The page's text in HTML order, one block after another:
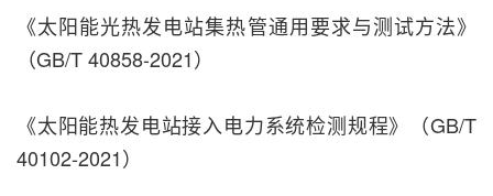
《太阳能光热发电站集热管通用要求与测试方法》
（GB/T 40858-2021）
《太阳能热发电站接入电力系统检测规程》（GB/T
40102-2021）